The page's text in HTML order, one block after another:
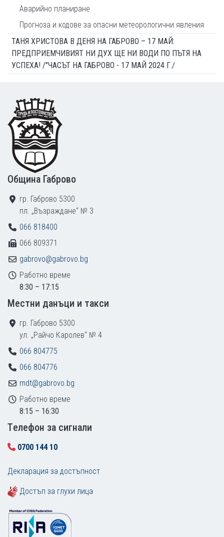
Аварийно планиране
Прогноза и кодове за опасни метеорологични явления
ТАНЯ ХРИСТОВА В ДЕНЯ НА ГАБРОВО – 17 МАЙ:
ПРЕДПРИЕМЧИВИЯТ НИ ДУХ ЩЕ НИ ВОДИ ПО ПЪТЯ НА
УСПЕХА! /"ЧАСЪТ НА ГАБРОВО - 17 МАЙ 2024 Г./
Footer
Община Габрово
гр. Габрово 5300
пл. „Възраждане“ № 3
066 818400
066 809371
gabrovo@gabrovo.bg
Работно време
8:30 – 17:15
Местни данъци и такси
гр. Габрово 5300
ул. „Райчо Каролев“ № 4
066 804775
066 804776
mdt@gabrovo.bg
Работно време
8:15 – 16:30
Tелефон за сигнали
0700 144 10
Декларация за достъпност
Достъп за глухи лица